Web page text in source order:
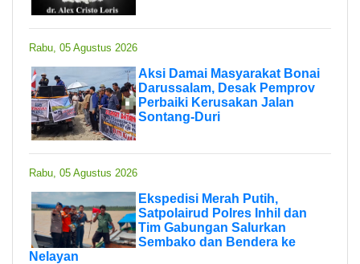
Rabu, 05 Agustus 2026
Aksi Damai Masyarakat Bonai
Darussalam, Desak Pemprov
Perbaiki Kerusakan Jalan
Sontang-Duri
Rabu, 05 Agustus 2026
Ekspedisi Merah Putih,
Satpolairud Polres Inhil dan
Tim Gabungan Salurkan
Sembako dan Bendera ke
Nelayan